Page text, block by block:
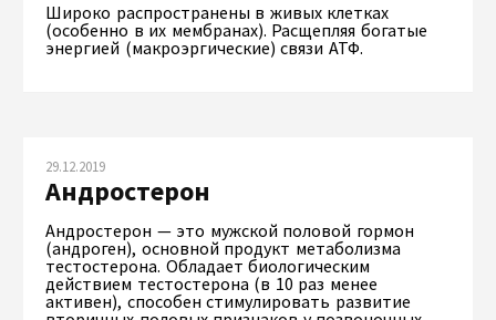
Широко распространены в живых клетках
(особенно в их мембранах). Расщепляя богатые
энергией (макроэргические) связи АТФ.
29.12.2019
Андростерон
Андростерон — это мужской половой гормон
(андроген), основной продукт метаболизма
тестостерона. Обладает биологическим
действием тестостерона (в 10 раз менее
активен), способен стимулировать развитие